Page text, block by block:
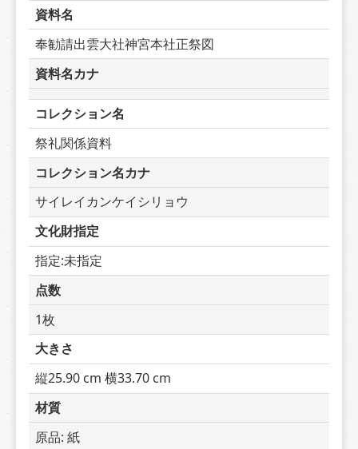
資料名
奉勧請出雲大社神宮本社正祭図
資料名カナ
コレクション名
祭礼関係資料
コレクション名カナ
サイレイカンケイシリョウ
文化財指定
指定:未指定
点数
1枚
大きさ
縦25.90 cm 横33.70 cm
材質
原品: 紙